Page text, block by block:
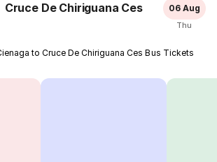
Cruce De Chiriguana Ces 06 Aug
Thu
to Cruce De Chiriguana Ces Bus Tickets